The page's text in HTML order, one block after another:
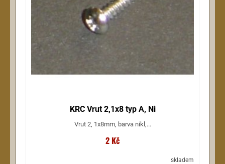
KRC Vrut 2,1x8 typ A, Ni
Vrut 2, 1x8mm, barva nikl,...
2 Kč
skladem